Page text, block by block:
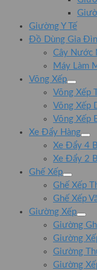
Giường Y Tế
Đồ Dùng Gia
Cây Nước
Máy Làm
Võng Xếp
Võng Xếp
Võng Xếp
Võng Xếp
Xe Đẩy Hàng
Xe Đẩy 4
Xe Đẩy 2
Ghế Xếp
Ghế Xếp
Ghế Xếp
Giường Xếp
Giường
Giường
Giường
Giường